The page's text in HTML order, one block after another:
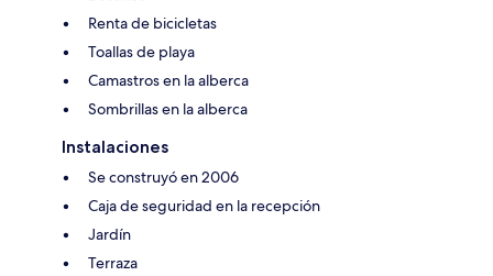
Renta de bicicletas
Toallas de playa
Camastros en la alberca
Sombrillas en la alberca
Instalaciones
Se construyó en 2006
Caja de seguridad en la recepción
Jardín
Terraza